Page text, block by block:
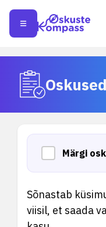
Oskused
Märgi
Sõnastab
viisil, et saada